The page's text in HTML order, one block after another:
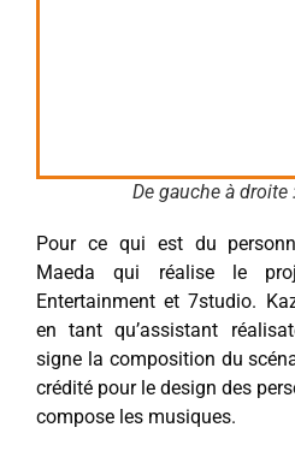
De gauche à droite
Pour ce qui est du
Maeda qui réalise le
Entertainment et 7studio.
en tant qu’assistant
signe la composition du
crédité pour le design des
compose les musiques.